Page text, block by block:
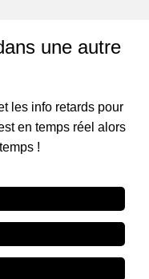
une autre
les info retards pour
en temps réel alors
!